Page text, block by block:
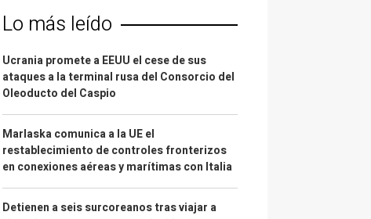
Lo más leído
Ucrania promete a EEUU el cese de sus
ataques a la terminal rusa del Consorcio del
Oleoducto del Caspio
Marlaska comunica a la UE el
restablecimiento de controles fronterizos
en conexiones aéreas y marítimas con Italia
Detienen a seis surcoreanos tras viajar a